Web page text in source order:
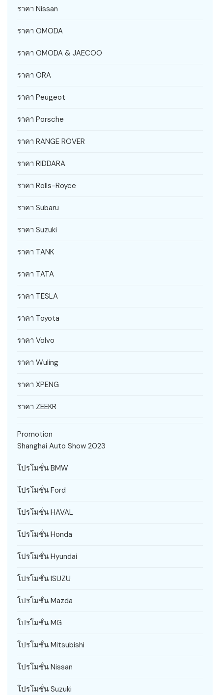
ราคา Nissan
ราคา OMODA
ราคา OMODA & JAECOO
ราคา ORA
ราคา Peugeot
ราคา Porsche
ราคา RANGE ROVER
ราคา RIDDARA
ราคา Rolls-Royce
ราคา Subaru
ราคา Suzuki
ราคา TANK
ราคา TATA
ราคา TESLA
ราคา Toyota
ราคา Volvo
ราคา Wuling
ราคา XPENG
ราคา ZEEKR
Promotion
Shanghai Auto Show 2023
โปรโมชั่น BMW
โปรโมชั่น Ford
โปรโมชั่น HAVAL
โปรโมชั่น Honda
โปรโมชั่น Hyundai
โปรโมชั่น ISUZU
โปรโมชั่น Mazda
โปรโมชั่น MG
โปรโมชั่น Mitsubishi
โปรโมชั่น Nissan
โปรโมชั่น Suzuki